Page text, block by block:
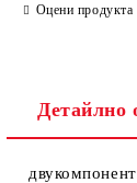
Оцени продукта
Детайлно